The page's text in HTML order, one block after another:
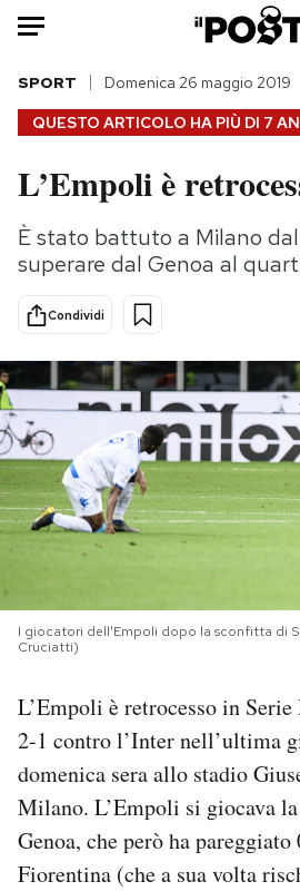
Auto
HOME
Italia
Politica
Internet
Cultura
Economia
Sport
PODCAST
NEWSLETTER
SHOP
CALENDARIO
QUESTO ARTICOLO HA PIÙ DI 7
SPORT Domenica 26 maggio 2019
L’Empoli è
È stato battuto a Milano
superare dal Genoa al
Condividi
I giocatori dell'Empoli dopo la sconfitta di
Cruciatti)
L’Empoli è retrocesso in Serie
2-1 contro l’Inter nell’ultima
domenica sera allo stadio
Milano. L’Empoli si giocava
Genoa, che però ha
Fiorentina (che a sua volta